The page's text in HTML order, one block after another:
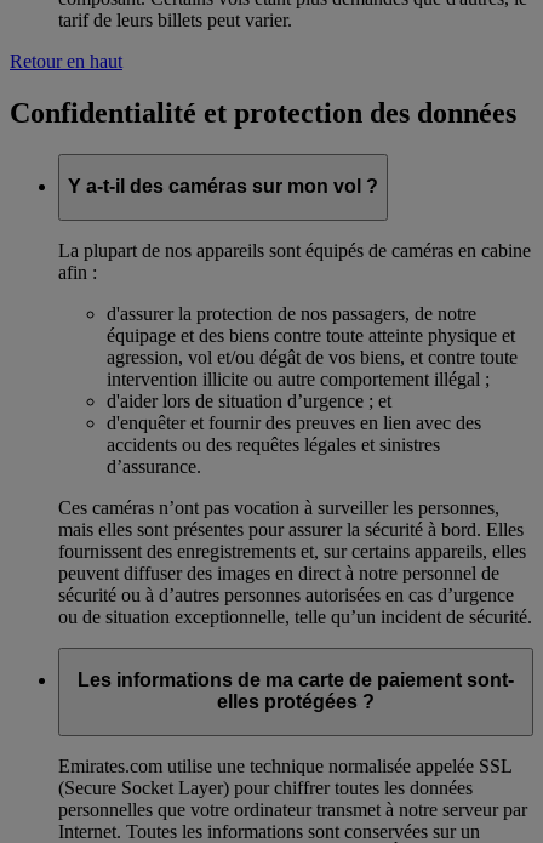
tarif de leurs billets peut varier.
Retour en haut
Confidentialité et protection des données
Y a-t-il des caméras sur mon vol ?
La plupart de nos appareils sont équipés de caméras en cabine
afin :
d'assurer la protection de nos passagers, de notre
équipage et des biens contre toute atteinte physique et
agression, vol et/ou dégât de vos biens, et contre toute
intervention illicite ou autre comportement illégal ;
d'aider lors de situation d’urgence ; et
d'enquêter et fournir des preuves en lien avec des
accidents ou des requêtes légales et sinistres
d’assurance.
Ces caméras n’ont pas vocation à surveiller les personnes,
mais elles sont présentes pour assurer la sécurité à bord. Elles
fournissent des enregistrements et, sur certains appareils, elles
peuvent diffuser des images en direct à notre personnel de
sécurité ou à d’autres personnes autorisées en cas d’urgence
ou de situation exceptionnelle, telle qu’un incident de sécurité.
Les informations de ma carte de paiement sont-
elles protégées ?
Emirates.com utilise une technique normalisée appelée SSL
(Secure Socket Layer) pour chiffrer toutes les données
personnelles que votre ordinateur transmet à notre serveur par
Internet. Toutes les informations sont conservées sur un